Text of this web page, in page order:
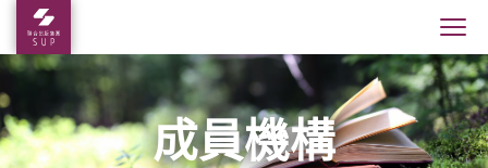
成員機構